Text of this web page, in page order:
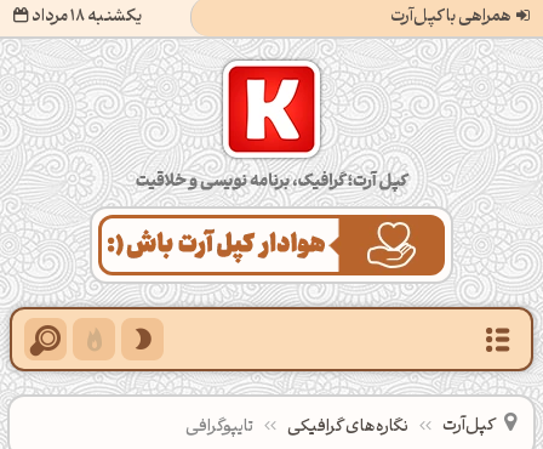
همراهی با کپل‌آرت یکشنبه 18 مرداد
کپل‌آرت؛ گرافیک، برنامه‌نویسی و خلاقیت
کپل‌آرت نگاره‌های گرافیکی تایپوگرافی